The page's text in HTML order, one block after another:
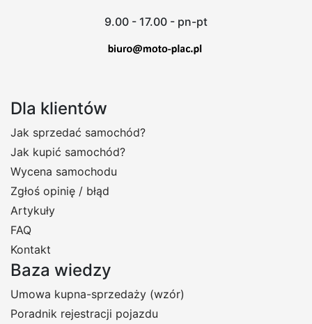
9.00 - 17.00 - pn-pt
Dla klientów
Jak sprzedać samochód?
Jak kupić samochód?
Wycena samochodu
Zgłoś opinię / błąd
Artykuły
FAQ
Kontakt
Baza wiedzy
Umowa kupna-sprzedaży (wzór)
Poradnik rejestracji pojazdu